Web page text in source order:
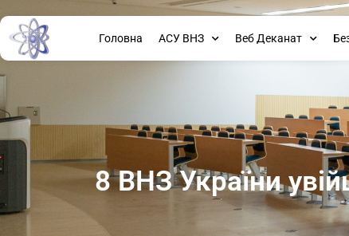
Головна АСУ ВНЗ Веб Деканат
8 ВНЗ України